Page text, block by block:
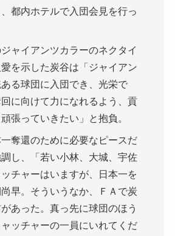
都内ホテルで入団会見を行っ
ャイアンツカラーのネクタイ
を示した炭谷は「ジャイアン
る球団に入団でき、光栄で
に向けて力になれるよう、貢
張っていきたい」と抱負。
奪還のために必要なピースだ
し、「若い小林、大城、宇佐
チャーはいますが、日本一を
早。そういうなか、ＦＡで炭
あった。真っ先に球団のほう
ッチャーの一員にいれてくだ